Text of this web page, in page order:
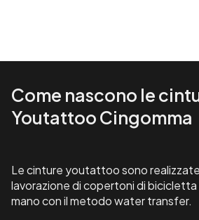
Come nascono le
Youtattoo Cingomma
Le cinture youtattoo sono
lavorazione di copertoni di bicicletta
mano con il metodo water transfer.